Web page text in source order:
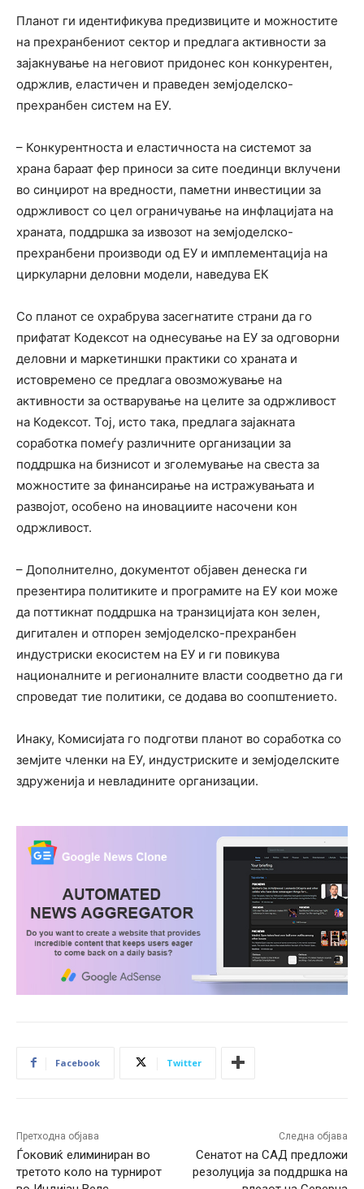
Планот ги идентификува предизвиците и можностите
на прехранбениот сектор и предлага активности за
зајакнување на неговиот придонес кон конкурентен,
одржлив, еластичен и праведен земјоделско-
прехранбен систем на ЕУ.
– Конкурентноста и еластичноста на системот за
храна бараат фер приноси за сите поединци вклучени
во синџирот на вредности, паметни инвестиции за
одржливост со цел ограничување на инфлацијата на
храната, поддршка за извозот на земјоделско-
прехранбени производи од ЕУ и имплементација на
циркуларни деловни модели, наведува ЕК
Со планот се охрабрува засегнатите страни да го
прифатат Кодексот на однесување на ЕУ за одговорни
деловни и маркетиншки практики со храната и
истовремено се предлага овозможување на
активности за остварување на целите за одржливост
на Кодексот. Тој, исто така, предлага зајакната
соработка помеѓу различните организации за
поддршка на бизнисот и зголемување на свеста за
можностите за финансирање на истражувањата и
развојот, особено на иновациите насочени кон
одржливост.
– Дополнително, документот објавен денеска ги
презентира политиките и програмите на ЕУ кои може
да поттикнат поддршка на транзицијата кон зелен,
дигитален и отпорен земјоделско-прехранбен
индустриски екосистем на ЕУ и ги повикува
националните и регионалните власти соодветно да ги
спроведат тие политики, се додава во соопштението.
Инаку, Комисијата го подготви планот во соработка со
земјите членки на ЕУ, индустриските и земјоделските
здруженија и невладините организации.
Facebook Twitter
Претходна објава
Ѓоковиќ елиминиран во
третото коло на турнирот
Следна објава
Сенатот на САД предложи
резолуција за поддршка на